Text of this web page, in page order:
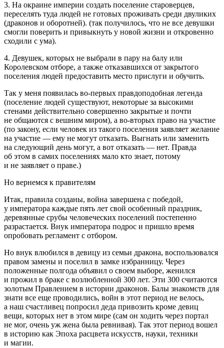
3. На окраине империи создать поселение староверцев,
переселять туда людей не готовых проживать среди двуликих
(драконов и оборотней). (так получилось, что не все девушки
смогли поверить и привыкнуть у новой жизни и откровенно
сходили с ума).
4. Девушек, которых не выбрали в пару на балу или
Королевском отборе, а также отказавшихся от закрытого
поселения людей предоставить место прислуги и обучить.
Так у меня появилась во-первых правдоподобная легенда
(поселение людей существуют, некоторые за высокими
стенами действительно совершенно закрытые и почти
не общаются с вешним миром), а во-вторых право на участие
(по закону, если человек из такого поселения заявляет желание
на участие — ему не могут отказать. Выгнать или заменить
на следующий день могут, а вот отказать — нет. Правда
об этом в самих поселениях мало кто знает, потому
и не заявляет о праве.)
Но вернемся к правителям
Итак, правила созданы, война завершена с победой,
у императора каждые пять лет свой особенный праздник,
деревянные срубы человеческих поселений постепенно
разрастается. Внук императора подрос и пришло время
опробовать регламент с отбором.
Но внук влюбился в девицу из семьи дракона, воспользовался
правом замены и поселил в замке избранницу. Через
положенные полгода объявил о своем выборе, женился
и прожил в браке с возлюбленной 300 лет. Эти 300 считаются
золотым Правлением в истории драконов. Балы знакомств для
знати все еще проводились, войн в этот период не велось,
а наш счастливец попросил деда привозить кроме девиц
вещи, которых нет в этом мире (сам он ходить через портал
не мог, очень уж жена была ревнивая). Так этот период вошел
в историю как Эпоха расцвета искусств, науки, техники
и магии.